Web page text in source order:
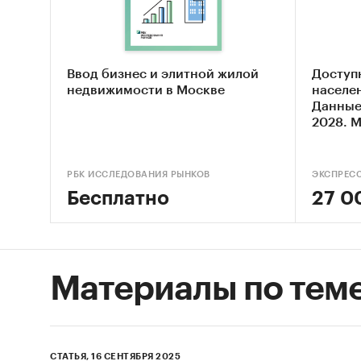
Рост
ремонт
Ввод бизнес и элитной жилой
недвижимости в Москве
РБК ИССЛЕДОВАНИЯ РЫНКОВ
Бесплатно
Данные
2028.
27
Материалы по
СТАТЬЯ, 16 СЕНТЯБРЯ 2025